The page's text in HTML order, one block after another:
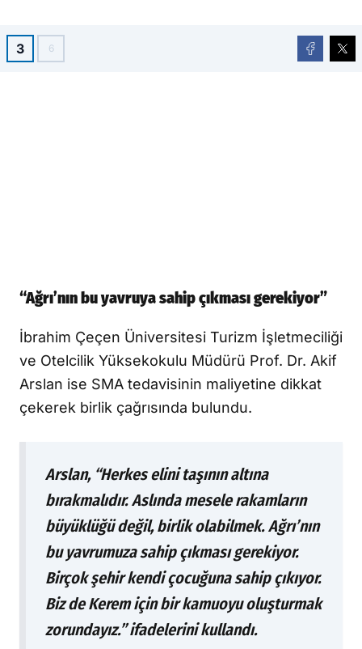
3 6
“Ağrı’nın bu yavruya sahip çıkması gerekiyor”
İbrahim Çeçen Üniversitesi Turizm İşletmeciliği
ve Otelcilik Yüksekokulu Müdürü Prof. Dr. Akif
Arslan ise SMA tedavisinin maliyetine dikkat
çekerek birlik çağrısında bulundu.
Arslan, “Herkes elini taşının altına
bırakmalıdır. Aslında mesele rakamların
büyüklüğü değil, birlik olabilmek. Ağrı’nın
bu yavrumuza sahip çıkması gerekiyor.
Birçok şehir kendi çocuğuna sahip çıkıyor.
Biz de Kerem için bir kamuoyu oluşturmak
zorundayız.” ifadelerini kullandı.